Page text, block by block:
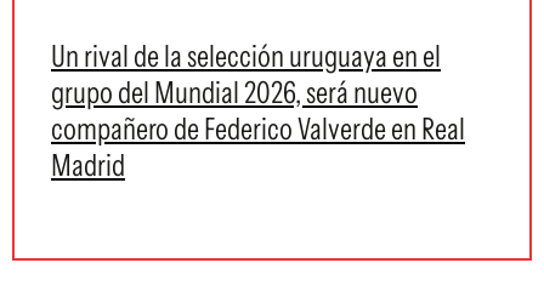
Un rival de la selección uruguaya en el
grupo del Mundial 2026, será nuevo
compañero de Federico Valverde en Real
Madrid